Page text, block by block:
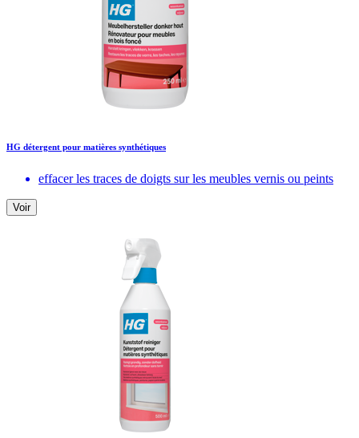
HG détergent pour matières synthétiques
effacer les traces de doigts sur les meubles vernis ou peints
Voir